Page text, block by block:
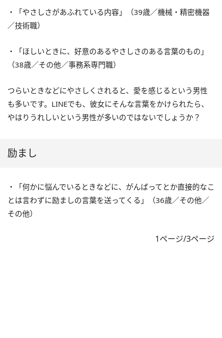
・「やさしさがあふれている内容」（39歳／機械・精密機器
／技術職）
・「ほしいときに、好意のあるやさしさのある言葉のもの」
（38歳／その他／事務系専門職）
つらいときなどにやさしくされると、愛を感じるという男性
も多いです。LINEでも、彼女にそんな言葉をかけられたら、
やはりうれしいという男性が多いのではないでしょうか？
励まし
・「何かに悩んでいるときなどに、がんばってとか直接的なこ
とは言わずに励ましの言葉を送ってくる」（36歳／その他／
その他）
1ページ/3ページ